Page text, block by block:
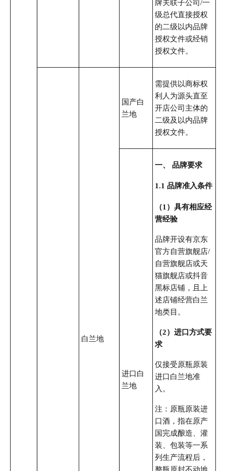
牌关联子公司/一
级总代直接授权
的二级以内品牌
授权文件或经销
授权文件。
白兰地
国产白
兰地
需提供以商标权
利人为源头直至
开店公司主体的
二级及以内品牌
授权文件。
进口白
兰地
一、 品牌要求
1.1 品牌准入条件
（1）具有相应经
营经验
品牌开设有京东
官方自营旗舰店/
自营旗舰店或天
猫旗舰店或抖音
黑标店铺，且上
述店铺经营白兰
地类目。
（2）进口方式要
求
仅接受原瓶原装
进口白兰地准
入。
注：原瓶原装进
口酒，指在原产
国完成酿造、灌
装、包装等一系
列生产流程后，